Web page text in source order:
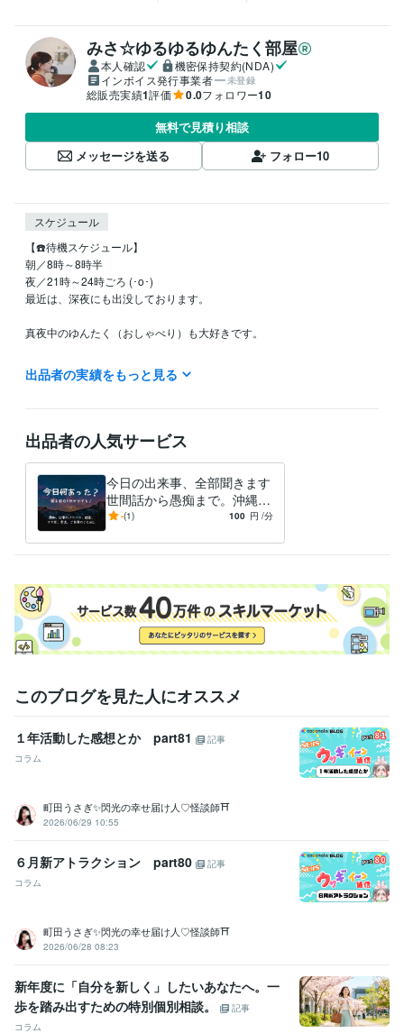
みさ☆ゆるゆるゆんたく部屋
本人確認
機密保持契約(NDA)
インボイス発行事業者
未登録
総販売実績1評価 0.0フォロワー10
無料で見積り相談
メッセージを送る
フォロー10
スケジュール
【☎️待機スケジュール】
朝／8時～8時半
夜／21時～24時ごろ (･o･)
最近は、深夜にも出没しております。
真夜中のゆんたく（おしゃべり）も大好きです。
受賞歴
出品者の実績をもっと見る
出品者の人気サービス
今日の出来事、全部聞きます
世間話から愚痴まで。沖縄な
まり低音ボイスで癒されてく
-(1) 100 円 /分
このブログを見た人にオススメ
１年活動した感想とか part81
記事
コラム
町田うさぎ✨閃光の幸せ届け人♡怪談師⛩️
2026/06/29 10:55
６月新アトラクション part80
記事
コラム
町田うさぎ✨閃光の幸せ届け人♡怪談師⛩️
2026/06/28 08:23
新年度に「自分を新しく」したいあなたへ。一
歩を踏み出すための特別個別相談。
記事
コラム